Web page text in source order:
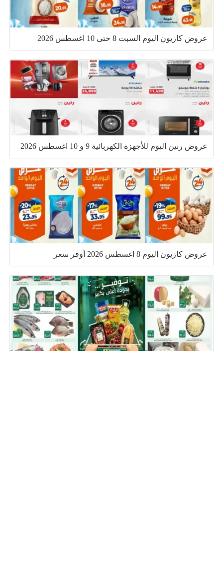
عروض كازيون اليوم السبت 8 حتى 10 اغسطس 2026
عروض رنين اليوم للأجهزة الكهربائية 9 و 10 اغسطس 2026
عروض كازيون اليوم 8 اغسطس 2026 أوفر سعر